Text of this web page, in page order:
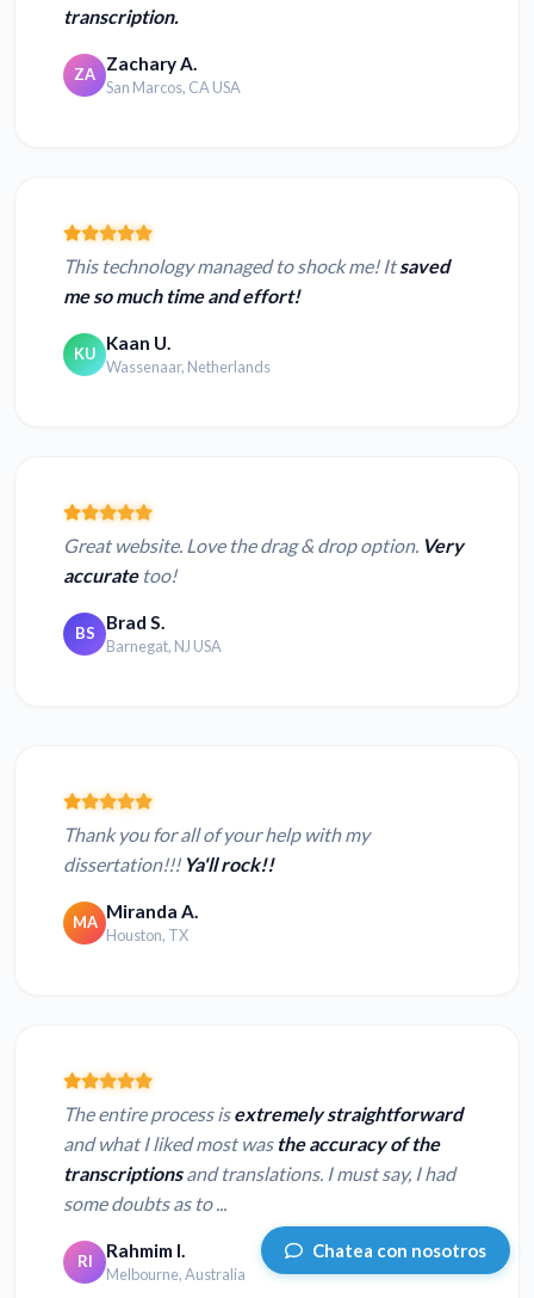
transcription.
ZA Zachary A.
San Marcos, CA USA
This technology managed to shock me! Itsaved
me so much time and effort!
KU Kaan U.
Wassenaar, Netherlands
Great website. Love the drag & drop option. Very
accuratetoo!
BS Brad S.
Barnegat, NJ USA
Thank you for all of your help with my
dissertation!!! Ya'll rock!!
MA Miranda A.
Houston, TX
The entire process isextremely straightforward
and what I liked most was the accuracy of the
transcriptionsand translations. I must say, I had
some doubts as to ...
RI Rahmim I.
Melbourne, Australia
Chatea con nosotros